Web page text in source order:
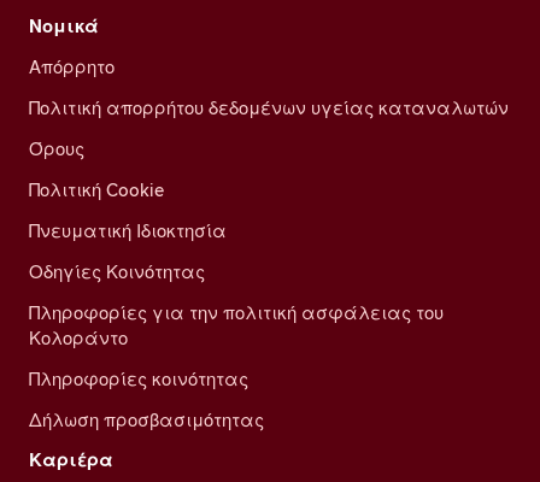
Νομικά
Απόρρητο
Πολιτική απορρήτου δεδομένων υγείας καταναλωτών
Όρους
Πολιτική Cookie
Πνευματική Ιδιοκτησία
Οδηγίες Κοινότητας
Πληροφορίες για την πολιτική ασφάλειας του
Κολοράντο
Πληροφορίες κοινότητας
Δήλωση προσβασιμότητας
Καριέρα